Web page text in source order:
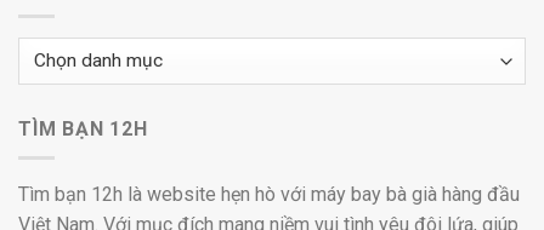
Danh
TÌM BẠN 12H
Tìm bạn 12h là website hẹn hò với máy bay bà già hàng đầu
Việt Nam. Với mục đích mang niềm vui tình yêu đôi lứa, giúp